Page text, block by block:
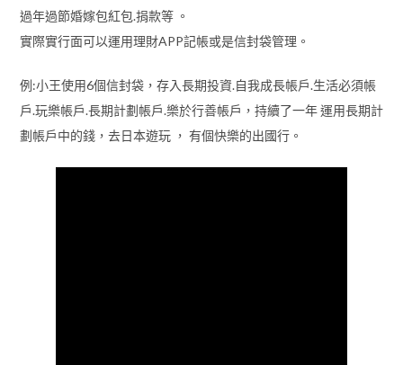
過年過節婚嫁包紅包.捐款等 。
實際實行面可以運用理財APP記帳或是信封袋管理。
例:小王使用6個信封袋，存入長期投資.自我成長帳戶.生活必須帳
戶.玩樂帳戶.長期計劃帳戶.樂於行善帳戶，持續了一年 運用長期計
劃帳戶中的錢，去日本遊玩 ， 有個快樂的出國行。